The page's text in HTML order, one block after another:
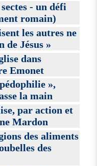
- un défi
romain)
les autres ne
de Jésus »
dans
Emonet
»,
la main
par action et
Mardon
des aliments
des